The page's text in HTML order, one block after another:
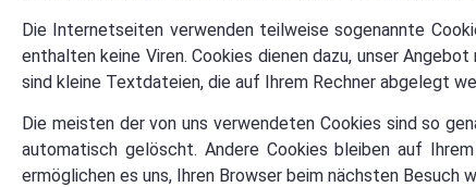
Die Internetseiten verwenden teilweise sogenannte
enthalten keine Viren. Cookies dienen dazu, unser
sind kleine Textdateien, die auf Ihrem Rechner abgelegt
Die meisten der von uns verwendeten Cookies sind so
automatisch gelöscht. Andere Cookies bleiben auf
ermöglichen es uns, Ihren Browser beim nächsten Besuch